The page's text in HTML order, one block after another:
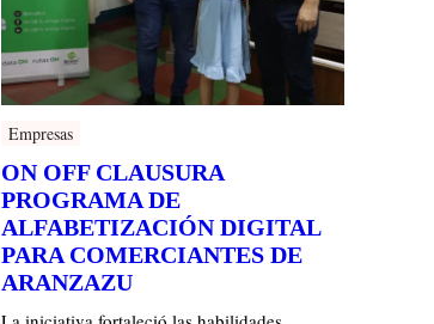
Empresas
ON OFF CLAUSURA
PROGRAMA DE
ALFABETIZACIÓN DIGITAL
PARA COMERCIANTES DE
ARANZAZU